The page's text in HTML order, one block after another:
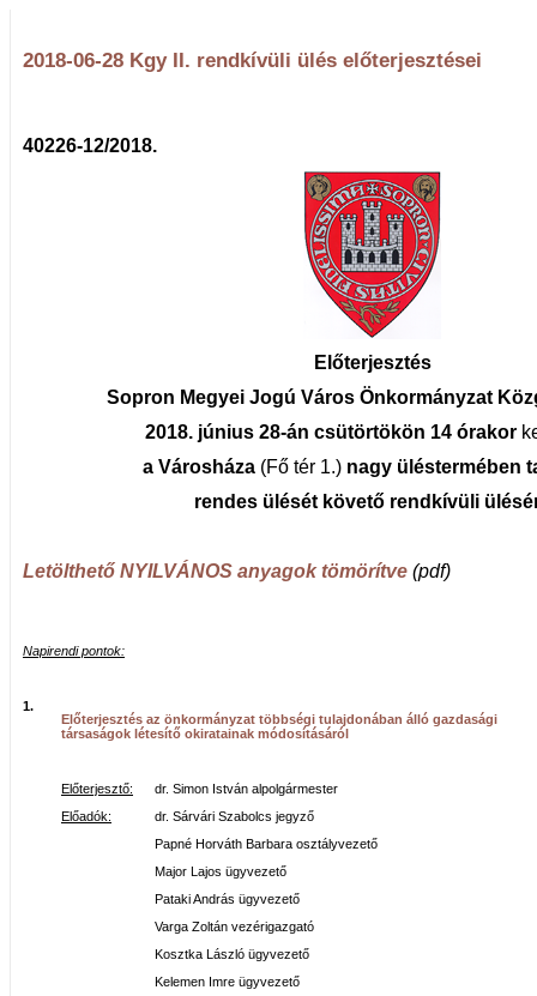
2018-06-28 Kgy II. rendkívüli ülés előterjesztései
40226-12/2018.
Előterjesztés
Sopron Megyei Jogú Város Önkormányzat
2018. június 28-án csütörtökön 14 órakor
a Városháza (Fő tér 1.)nagy üléstermében
rendes ülését követő rendkívüli
Letölthető NYILVÁNOS anyagok tömörítve (pdf)
Napirendi pontok:
1.
Előterjesztés az önkormányzat többségi tulajdonában álló gazdasági
társaságok létesítő okiratainak módosításáról
Előterjesztő: dr. Simon István alpolgármester
Előadók: dr. Sárvári Szabolcs jegyző
Papné Horváth Barbara osztályvezető
Major Lajos ügyvezető
Pataki András ügyvezető
Varga Zoltán vezérigazgató
Kosztka László ügyvezető
Kelemen Imre ügyvezető